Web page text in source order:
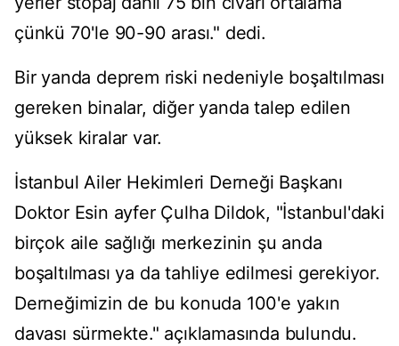
çünkü 70'le 90-90 arası." dedi.
Bir yanda deprem riski nedeniyle boşaltılması
gereken binalar, diğer yanda talep edilen
yüksek kiralar var.
İstanbul Ailer Hekimleri Derneği Başkanı
Doktor Esin ayfer Çulha Dildok, "İstanbul'daki
birçok aile sağlığı merkezinin şu anda
boşaltılması ya da tahliye edilmesi gerekiyor.
Derneğimizin de bu konuda 100'e yakın
davası sürmekte." açıklamasında bulundu.